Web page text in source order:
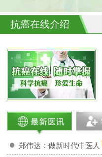
抗癌在线介绍
郑伟达：做新时代中医人